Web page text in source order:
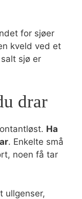
for sjøer
kveld ved et
sjø er
drar
Ha
. Enkelte små
noen få tar
ullgenser,